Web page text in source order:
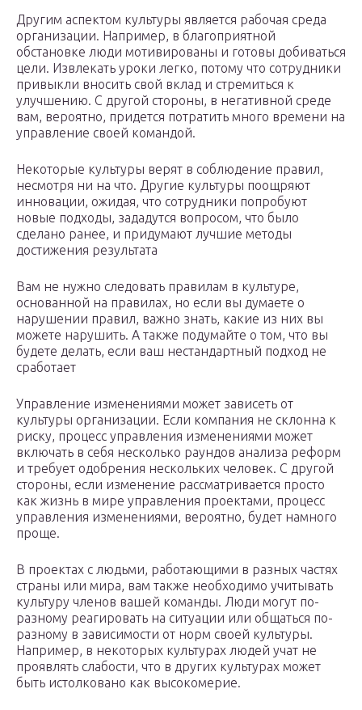
Другим аспектом культуры является рабочая среда
организации. Например, в благоприятной
обстановке люди мотивированы и готовы добиваться
цели. Извлекать уроки легко, потому что сотрудники
привыкли вносить свой вклад и стремиться к
улучшению. С другой стороны, в негативной среде
вам, вероятно, придется потратить много времени на
управление своей командой.
Некоторые культуры верят в соблюдение правил,
несмотря ни на что. Другие культуры поощряют
инновации, ожидая, что сотрудники попробуют
новые подходы, зададутся вопросом, что было
сделано ранее, и придумают лучшие методы
достижения результата
Вам не нужно следовать правилам в культуре,
основанной на правилах, но если вы думаете о
нарушении правил, важно знать, какие из них вы
можете нарушить. А также подумайте о том, что вы
будете делать, если ваш нестандартный подход не
сработает
Управление изменениями может зависеть от
культуры организации. Если компания не склонна к
риску, процесс управления изменениями может
включать в себя несколько раундов анализа реформ
и требует одобрения нескольких человек. С другой
стороны, если изменение рассматривается просто
как жизнь в мире управления проектами, процесс
управления изменениями, вероятно, будет намного
проще.
В проектах с людьми, работающими в разных частях
страны или мира, вам также необходимо учитывать
культуру членов вашей команды. Люди могут по-
разному реагировать на ситуации или общаться по-
разному в зависимости от норм своей культуры.
Например, в некоторых культурах людей учат не
проявлять слабости, что в других культурах может
быть истолковано как высокомерие.